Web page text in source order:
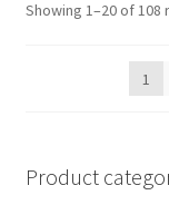
Showing 1–20 of 108
1
Product